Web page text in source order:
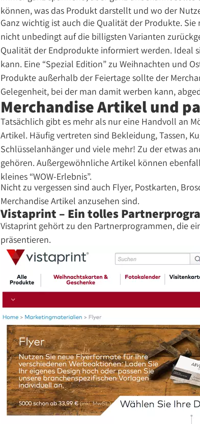
können, was das Produkt darstellt und wo der
Ganz wichtig ist auch die Qualität der Produkte.
nicht unbedingt auf die billigsten Varianten
Qualität der Endprodukte informiert werden. Ideal
kann. Eine “Spezial Edition” zu Weihnachten und
Produkte außerhalb der Feiertage sollte der
Gelegenheit, bei der man damit werben kann,
Merchandise Artikel und
Tatsächlich gibt es mehr als nur eine Handvoll an
Artikel. Häufig vertreten sind Bekleidung, Tassen,
Schlüsselanhänger und viele mehr! Zu der etwas
gehören. Außergewöhnliche Artikel können
kleines “WOW-Erlebnis”.
Nicht zu vergessen sind auch Flyer, Postkarten,
Merchandise Artikel anzusehen sind.
Vistaprint – Ein tolles
Vistaprint gehört zu den Partnerprogrammen, die
präsentieren.